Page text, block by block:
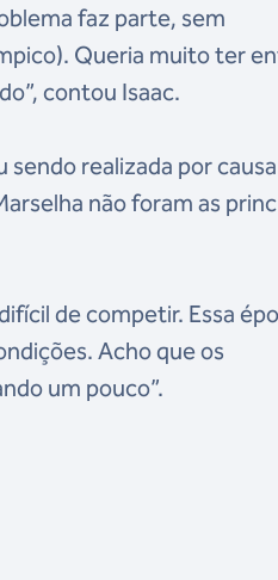
faz parte, sem
Queria muito ter
contou Isaac.
realizada por
não foram as
de competir. Essa
Acho que os
um pouco”.